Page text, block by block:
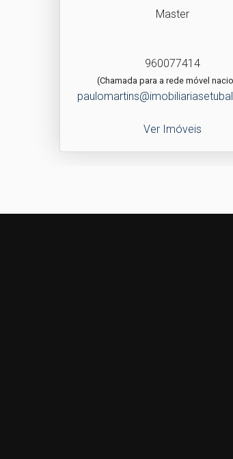
Master
960077414
(Chamada para a rede móvel
Ver Imóveis